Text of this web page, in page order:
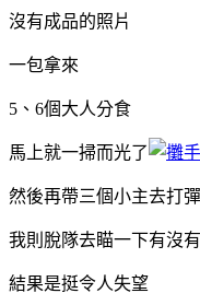
沒有成品的照片
一包拿來
5、6個大人分食
馬上就一掃而光了
然後再帶三個小主去打
我則脫隊去瞄一下有沒
結果是挺令人失望